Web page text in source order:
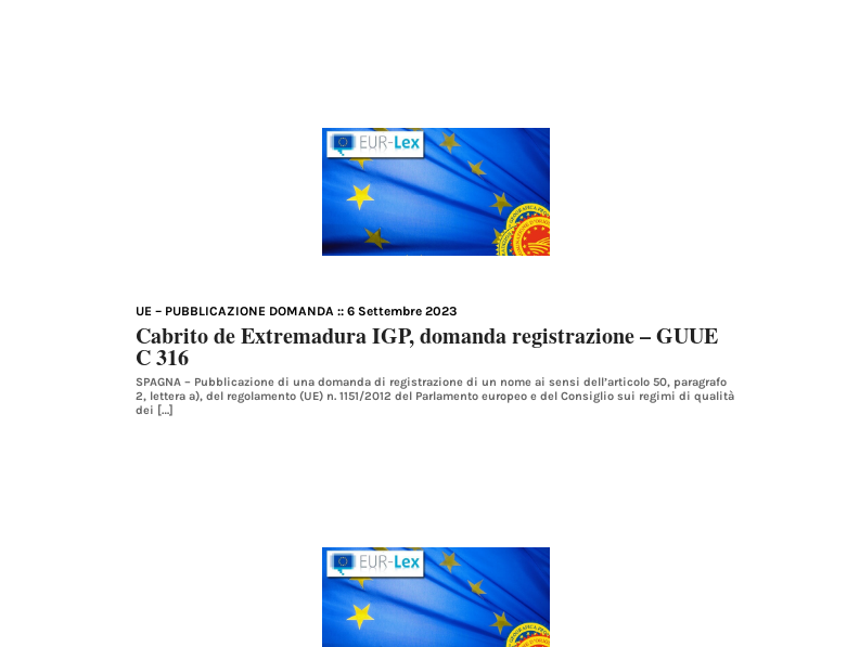
UE – PUBBLICAZIONE DOMANDA :: 6 Settembre 2023
Cabrito de Extremadura IGP, domanda registrazione – GUUE
C 316
SPAGNA – Pubblicazione di una domanda di registrazione di un nome ai sensi dell’articolo 50, paragrafo
2, lettera a), del regolamento (UE) n. 1151/2012 del Parlamento europeo e del Consiglio sui regimi di qualità
dei […]